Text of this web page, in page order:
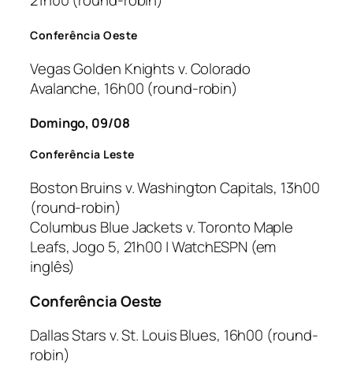
Conferência Oeste
Vegas Golden Knights v. Colorado
Avalanche, 16h00 (round-robin)
Domingo, 09/08
Conferência Leste
Boston Bruins v. Washington Capitals, 13h00
(round-robin)
Columbus Blue Jackets v. Toronto Maple
Leafs, Jogo 5, 21h00 | WatchESPN (em
inglês)
Conferência Oeste
Dallas Stars v. St. Louis Blues, 16h00 (round-
robin)